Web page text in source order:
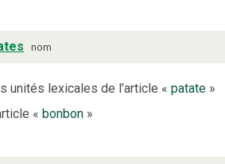
nom
unités lexicales de l’article «patate »
«bonbon »